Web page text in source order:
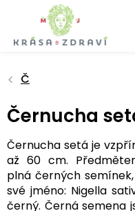
obsah
Č
Černucha
Černucha setá je
až 60 cm.
plná černých
své jméno: Nigella
černý. Černá semena